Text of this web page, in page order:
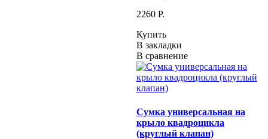
2260 P.
Купить
В закладки
В сравнение
Сумка универсальная на
крыло квадроцикла
(круглый клапан)